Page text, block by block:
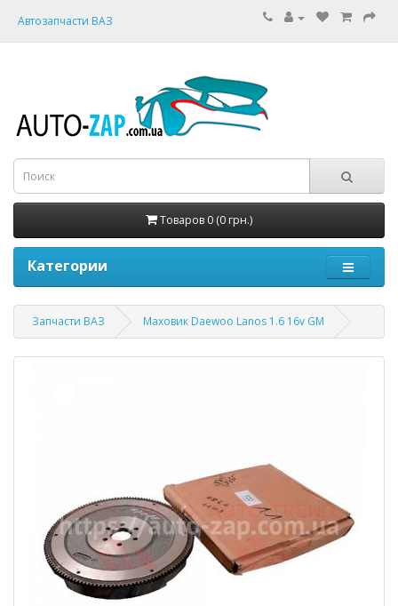
Автозапчасти ВАЗ
Товаров 0 (0 грн.)
Категории
Запчасти ВАЗ Маховик Daewoo Lanos 1.6 16v GM